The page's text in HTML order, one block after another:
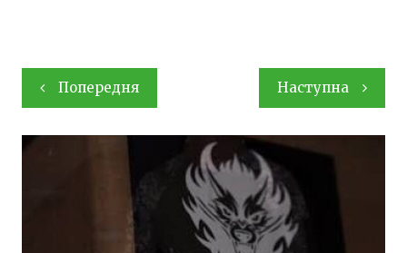
Навігація
записів
Попередня Наступна